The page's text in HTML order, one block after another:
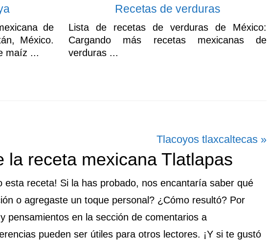
de
México.
maíz ...
Recetas de verduras
Lista de recetas de verduras de México:
Cargando más recetas mexicanas de
verduras ...
Siguiente
entrada:
Tlacoyos tlaxcaltecas »
la receta mexicana Tlatlapas
esta receta! Si la has probado, nos encantaría saber qué
o agregaste un toque personal? ¿Cómo resultó? Por
pensamientos en la sección de comentarios a
pueden ser útiles para otros lectores. ¡Y si te gustó